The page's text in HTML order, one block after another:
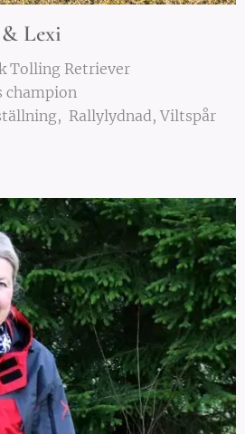
Lexi
Tolling Retriever
champion
Rallylydnad, Viltspår